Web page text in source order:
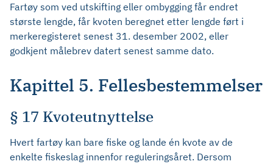
Fartøy som ved utskifting eller ombygging får endret
største lengde, får kvoten beregnet etter lengde ført i
merkeregisteret senest 31. desember 2002, eller
godkjent målebrev datert senest samme dato.
Kapittel 5. Fellesbestemmelser
§ 17 Kvoteutnyttelse
Hvert fartøy kan bare fiske og lande én kvote av de
enkelte fiskeslag innenfor reguleringsåret. Dersom